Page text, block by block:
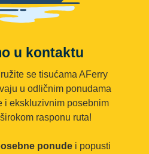
u kontaktu
se tisućama AFerry
u odličnim ponudama
i ekskluzivnim posebnim
rasponu ruta!
ponude i popusti